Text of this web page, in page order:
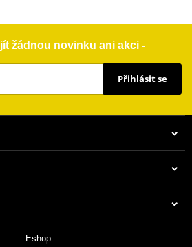
žádnou novinku ani akci -
Přihlásit se
Eshop